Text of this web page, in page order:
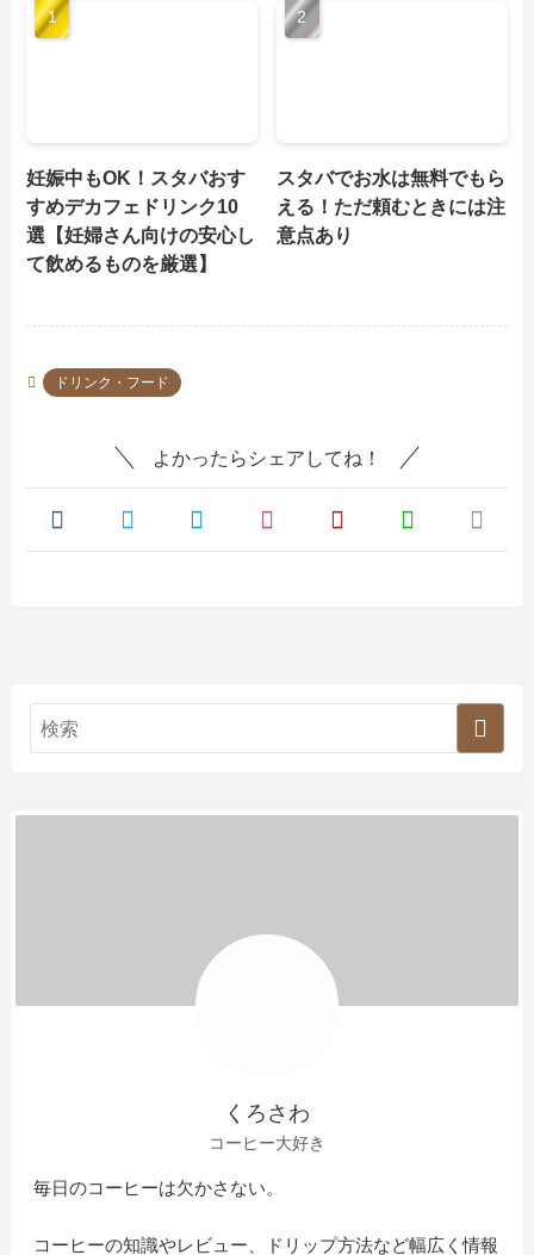
妊娠中もOK！スタバおす
すめデカフェドリンク10
選【妊婦さん向けの安心し
て飲めるものを厳選】
スタバでお水は無料でもら
える！ただ頼むときには注
意点あり
ドリンク・フード
よかったらシェアしてね！
くろさわ
コーヒー大好き
毎日のコーヒーは欠かさない。
コーヒーの知識やレビュー、ドリップ方法など幅広く情報